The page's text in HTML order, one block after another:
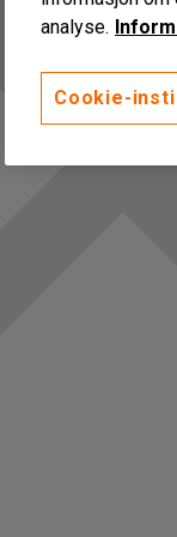
analyse.
Cookie-